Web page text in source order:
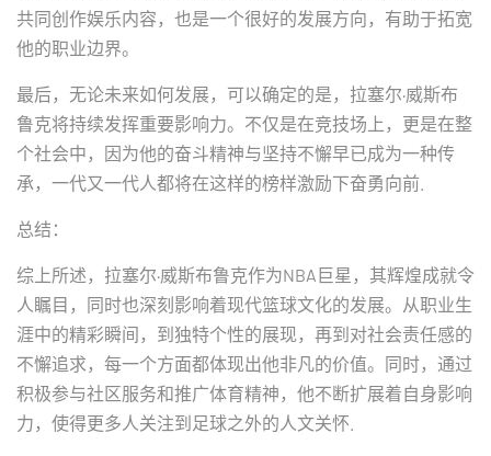
共同创作娱乐内容，也是一个很好的发展方向，有助于拓宽
他的职业边界。
最后，无论未来如何发展，可以确定的是，拉塞尔·威斯布
鲁克将持续发挥重要影响力。不仅是在竞技场上，更是在整
个社会中，因为他的奋斗精神与坚持不懈早已成为一种传
承，一代又一代人都将在这样的榜样激励下奋勇向前.
总结：
综上所述，拉塞尔·威斯布鲁克作为NBA巨星，其辉煌成就令
人瞩目，同时也深刻影响着现代篮球文化的发展。从职业生
涯中的精彩瞬间，到独特个性的展现，再到对社会责任感的
不懈追求，每一个方面都体现出他非凡的价值。同时，通过
积极参与社区服务和推广体育精神，他不断扩展着自身影响
力，使得更多人关注到足球之外的人文关怀.